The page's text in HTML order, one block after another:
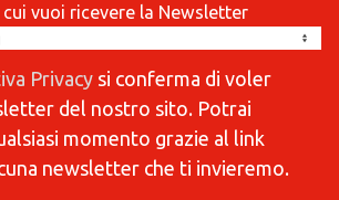
cui vuoi ricevere la Newsletter
Privacy si conferma di voler
del nostro sito. Potrai
momento grazie al link
newsletter che ti invieremo.